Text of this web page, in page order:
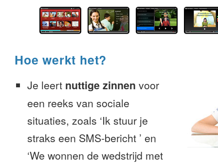
Hoe werkt het?
Je leert nuttige zinnen voor
een reeks van sociale
situaties, zoals ‘Ik stuur je
straks een SMS-bericht ’ en
‘We wonnen de wedstrijd met